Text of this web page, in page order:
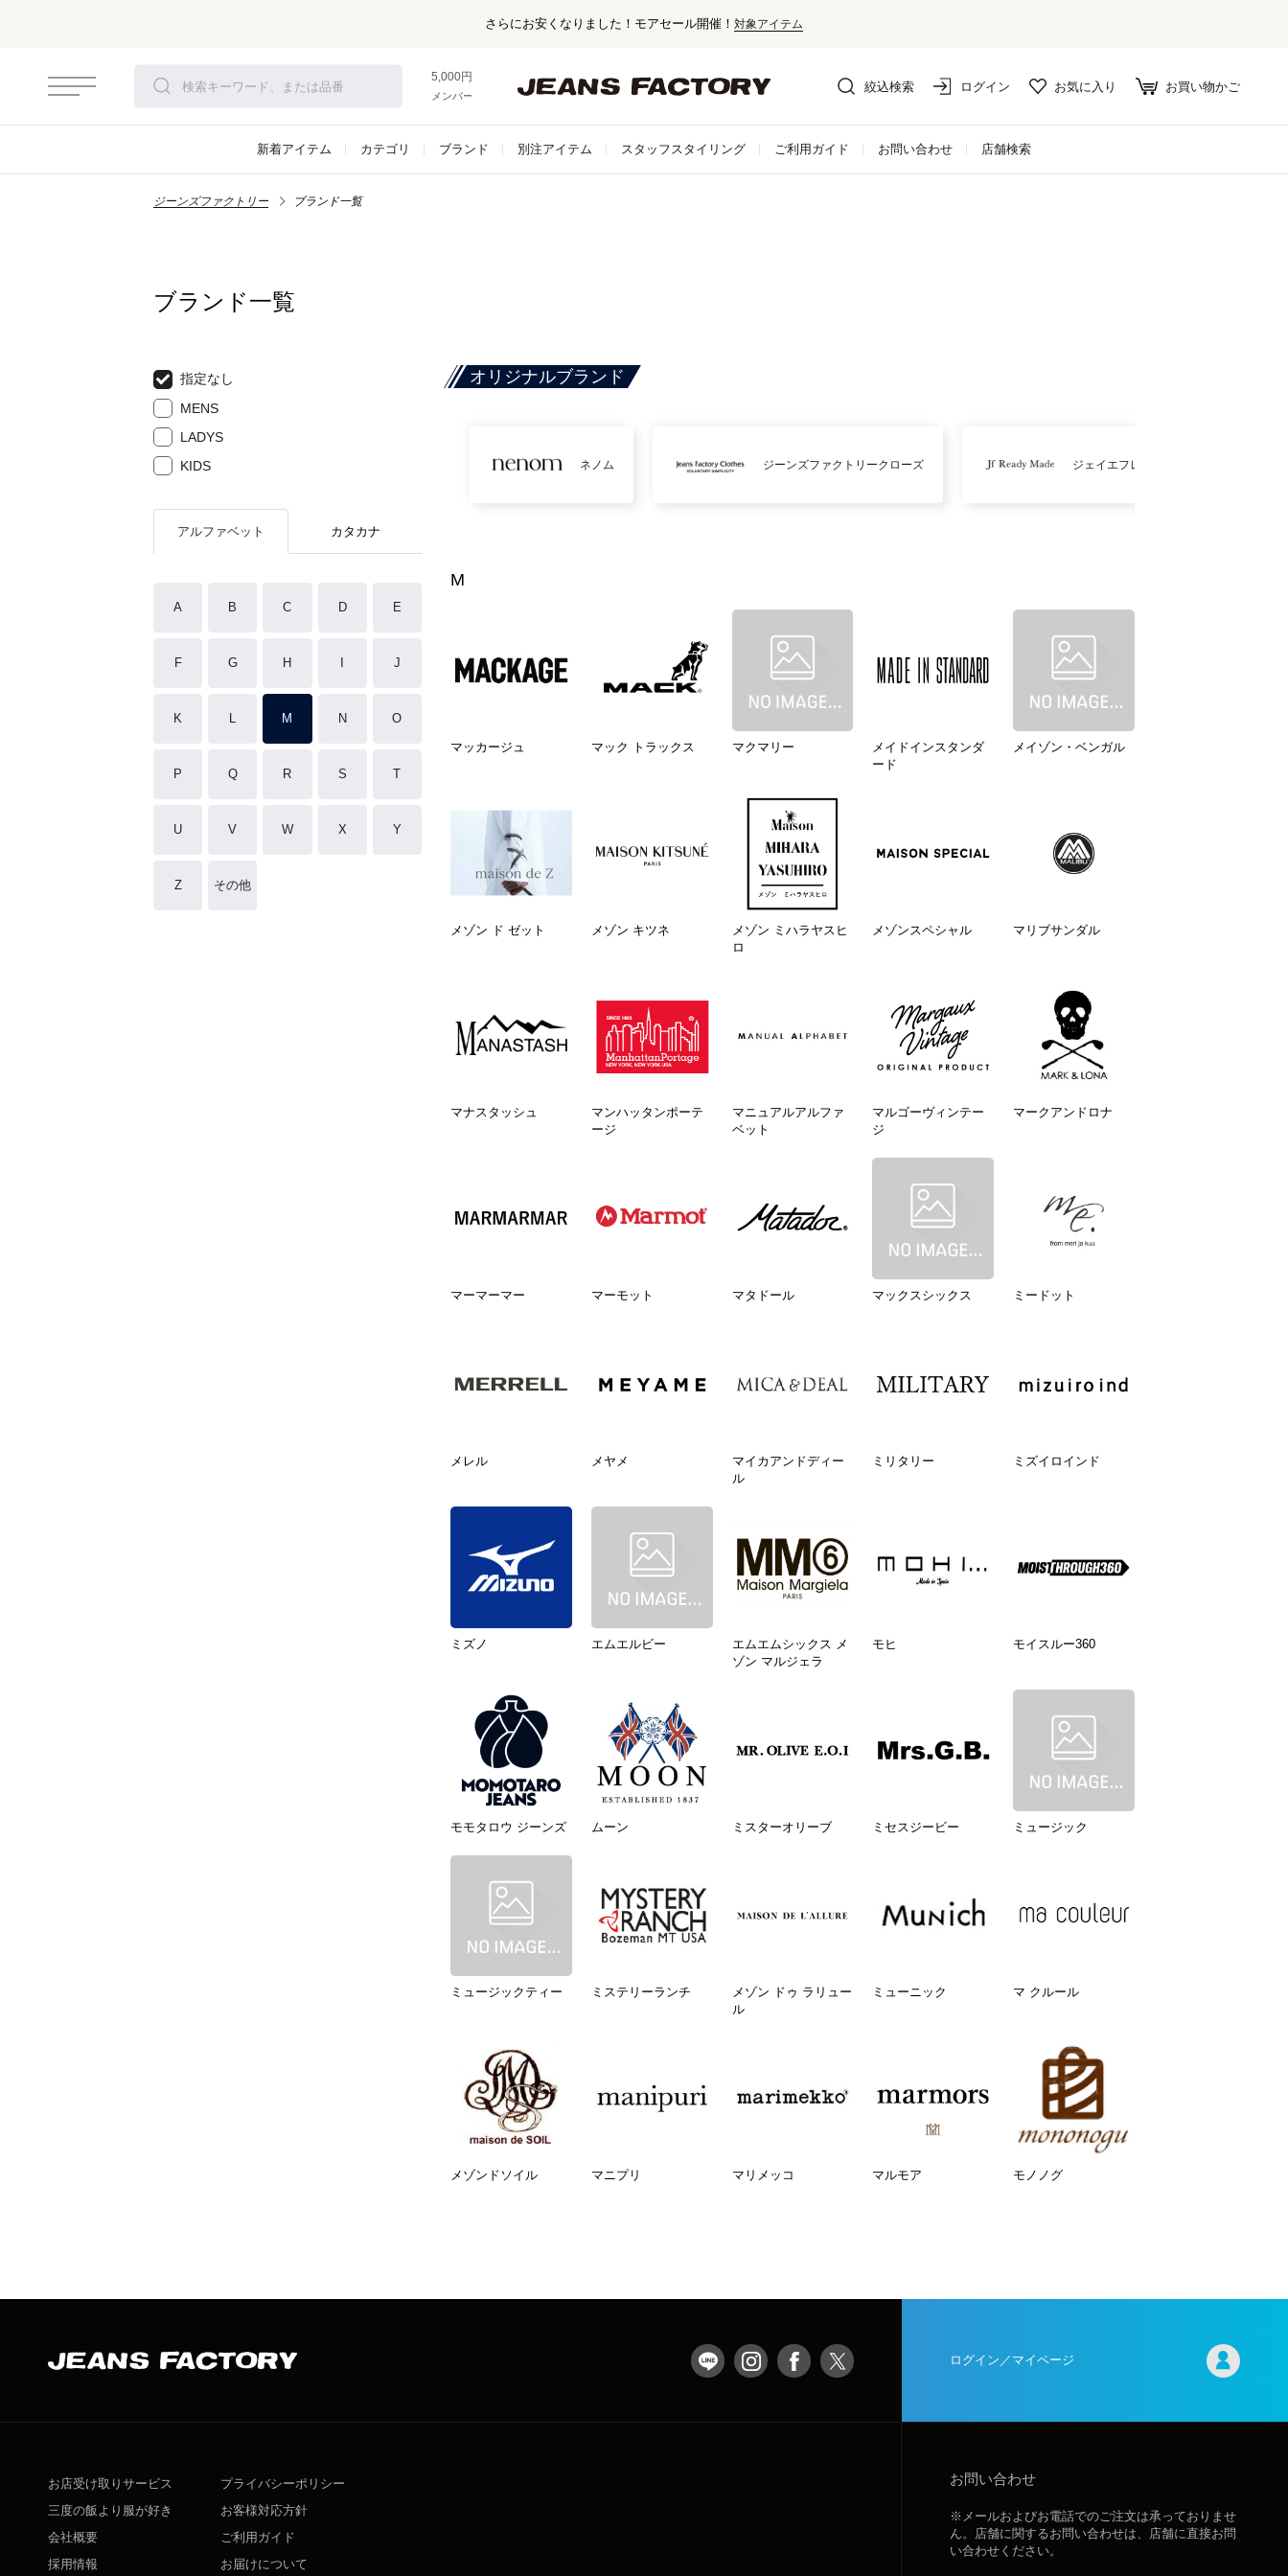
5,000円以上お買い上げで送料無料！
メンバー登録でお得な情報をゲット。さらに詳しく
絞込検索 ログイン お気に入り お買い物かご
新着アイテム カテゴリ ブランド 別注アイテム スタッフスタイリング ご利用ガイド お問い合わせ 店舗検索
ジーンズファクトリー ブランド一覧
ブランド一覧
指定なし
MENS
LADYS
KIDS
アルファベット カタカナ
A B C D E
F G H J
K L M N O
P Q R S T
U V W X Y
Z その他
オリジナルブランド
ネノム ジーンズファクトリークローズ ジェイエフレディメイド
M
マッカージュ マック トラックス マクマリー
メイドインスタンダ
ード
メイゾン・ベンガル
メゾン ド ゼット メゾン キツネ
メゾン ミハラヤスヒ
ロ
メゾンスペシャル マリブサンダル
マナスタッシュ
マンハッタンポーテ
ージ
マニュアルアルファ
ベット
マルゴーヴィンテー
ジ
マークアンドロナ
マーマーマー マーモット マタドール マックスシックス ミードット
メレル メヤメ
マイカアンドディー
ル
ミリタリー ミズイロインド
ミズノ エムエルビー
エムエムシックス メ
ゾン マルジェラ
モヒ モイスルー360
モモタロウ ジーンズ ムーン ミスターオリーブ ミセスジービー ミュージック
ミュージックティー ミステリーランチ
メゾン ドゥ ラリュー
ル
ミューニック マ クルール
メゾンドソイル マニプリ マリメッコ マルモア モノノグ
ログイン／マイページ
お店受け取りサービス
三度の飯より服が好き
会社概要
採用情報
プライバシーポリシー
お客様対応方針
ご利用ガイド
お届けについて
お問い合わせ
※メールおよびお電話でのご注文は承っておりませ
ん。店舗に関するお問い合わせは、店舗に直接お問
い合わせください。